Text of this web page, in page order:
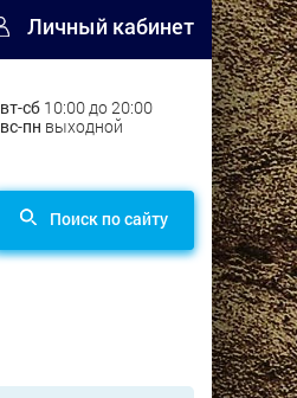
Личный кабинет
вт-сб 10:00 до 20:00
вс-пн выходной
Поиск по сайту